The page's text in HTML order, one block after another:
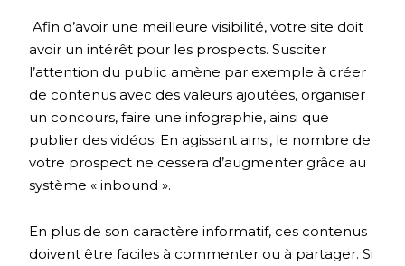
Afin d’avoir une meilleure visibilité, votre site doit
avoir un intérêt pour les prospects. Susciter
l’attention du public amène par exemple à créer
de contenus avec des valeurs ajoutées, organiser
un concours, faire une infographie, ainsi que
publier des vidéos. En agissant ainsi, le nombre de
votre prospect ne cessera d’augmenter grâce au
système « inbound ».
En plus de son caractère informatif, ces contenus
doivent être faciles à commenter ou à partager. Si